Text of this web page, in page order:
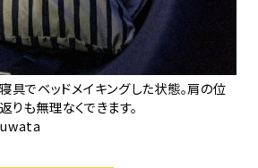
具でベッドメイキングした状態。肩の位
りも無理なくできます。